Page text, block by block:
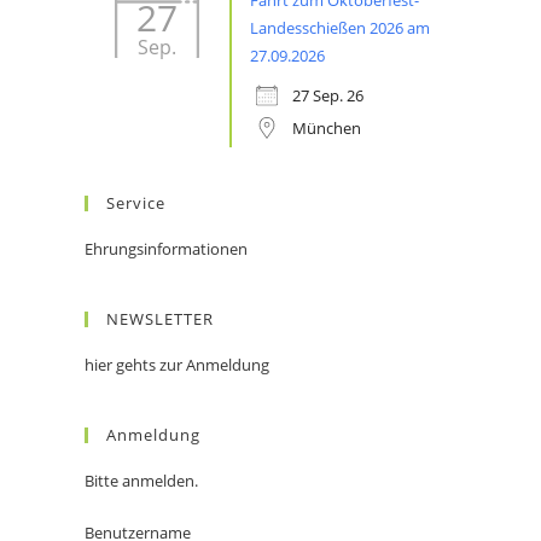
27
Sep.
Landesschießen 2026 am
27.09.2026
27 Sep. 26
München
Service
Ehrungsinformationen
NEWSLETTER
hier gehts zur Anmeldung
Anmeldung
Bitte anmelden.
Benutzername